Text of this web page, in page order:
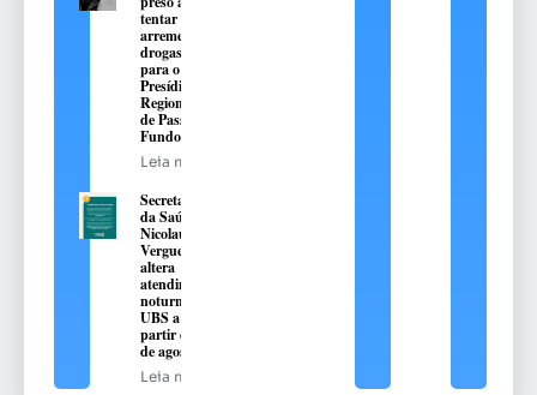
tentar
arremessar
drogas
para o
Presídio
Regional
de Passo
Fundo
Leia mais
Secretaria
da Saúde de
Nicolau
Vergueiro
altera
atendimento
noturno na
UBS a
partir de 10
de agosto
Leia mais